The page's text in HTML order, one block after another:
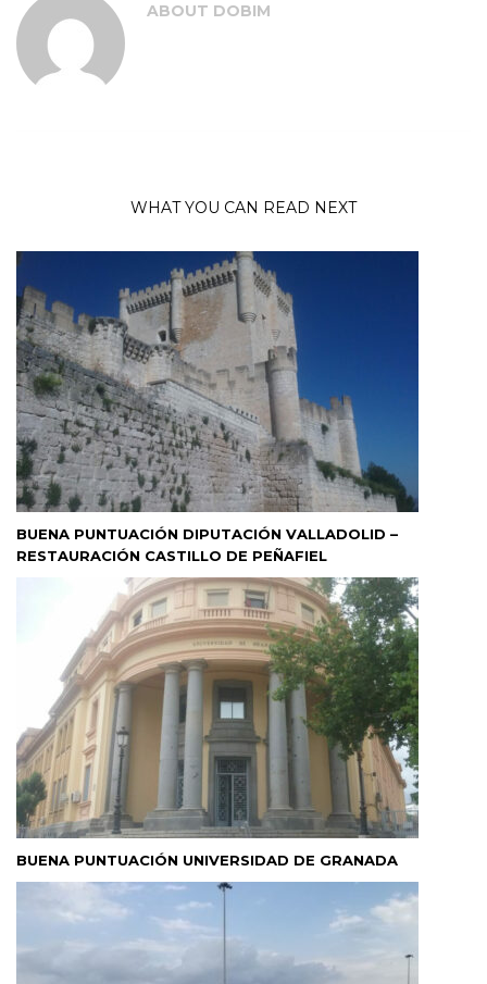
ABOUT DOBIM
WHAT YOU CAN READ NEXT
BUENA PUNTUACIÓN DIPUTACIÓN VALLADOLID –
RESTAURACIÓN CASTILLO DE PEÑAFIEL
BUENA PUNTUACIÓN UNIVERSIDAD DE GRANADA